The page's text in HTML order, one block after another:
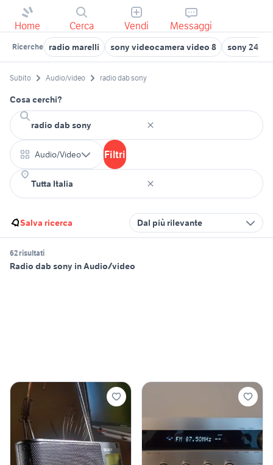
Home Cerca Vendi Messaggi
Ricerche radio marelli sony videocamera video 8 sony 24
Subito Audio/video radio dab sony
Cosa cerchi?
Audio/Video Filtri
Salva ricerca Dal più rilevante
62 risultati
Radio dab sony in Audio/video